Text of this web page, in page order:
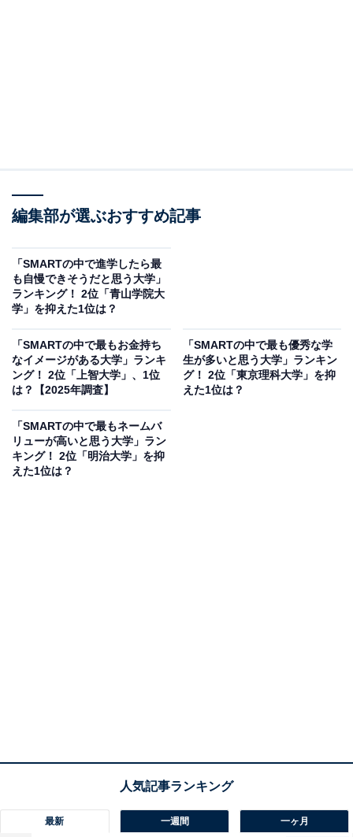
編集部が選ぶおすすめ記事
「SMARTの中で進学したら最
も自慢できそうだと思う大学」
ランキング！ 2位「青山学院大
学」を抑えた1位は？
「SMARTの中で最もお金持ち
なイメージがある大学」ランキ
ング！ 2位「上智大学」、1位
は？【2025年調査】
「SMARTの中で最も優秀な学
生が多いと思う大学」ランキン
グ！ 2位「東京理科大学」を抑
えた1位は？
「SMARTの中で最もネームバ
リューが高いと思う大学」ラン
キング！ 2位「明治大学」を抑
えた1位は？
最新 一週間 一ヶ月